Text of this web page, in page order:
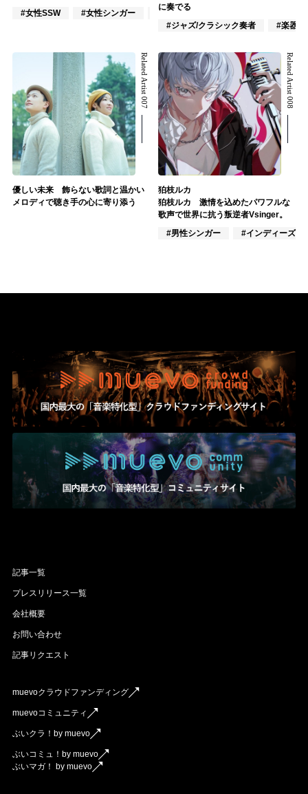
#女性SSW
#女性シンガー #作詞/作曲家
に奏でる
#ジャズ/クラシック奏者
#楽器奏
Related Artist 007
優しい未来 飾らない歌詞と温かい
メロディで聴き手の心に寄り添う
Related Artist 008
狛枝ルカ
狛枝ルカ 激情を込めたパワフルな
歌声で世界に抗う叛逆者Vsinger。
#男性シンガー
#インディーズ
記事一覧
プレスリリース一覧
会社概要
お問い合わせ
記事リクエスト
muevoクラウドファンディング
muevoコミュニティ
ぶいクラ！by muevo
ぶいコミュ！by muevo
ぶいマガ！ by muevo